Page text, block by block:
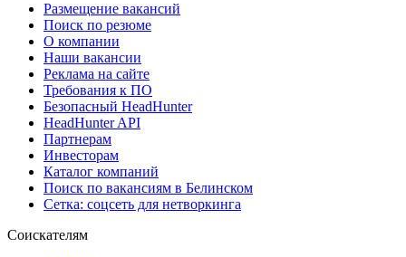
Размещение вакансий
Поиск по резюме
О компании
Наши вакансии
Реклама на сайте
Требования к ПО
Безопасный HeadHunter
HeadHunter API
Партнерам
Инвесторам
Каталог компаний
Поиск по вакансиям в Белинском
Сетка: соцсеть для нетворкинга
Соискателям